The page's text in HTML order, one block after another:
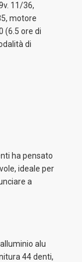
11/36,
motore
(6.5 ore di
di
ha pensato
ideale per
a
alu
44 denti,